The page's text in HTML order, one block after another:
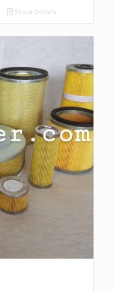
Show Details